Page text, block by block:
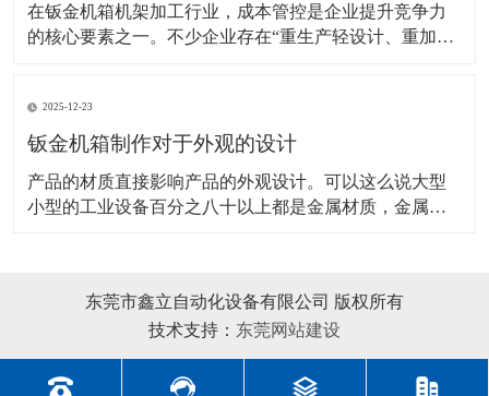
在钣金机箱机架加工行业，成本管控是企业提升竞争力
的核心要素之一。不少企业存在“重生产轻设计、重加工
穿设计、材料采购、加工生产、质量控制等全流程，每
个环节都存在降本优化的空间。本文将从全流程视角，
2025-12-23
钣金机箱制作对于外观的设计
产品的材质直接影响产品的外观设计。可以这么说大型
小型的工业设备百分之八十以上都是金属材质，金属材
的方法及其注意事项。 首先，工业钣金设备造型设计受
东莞市鑫立自动化设备有限公司 版权所有
技术支持： 东莞网站建设